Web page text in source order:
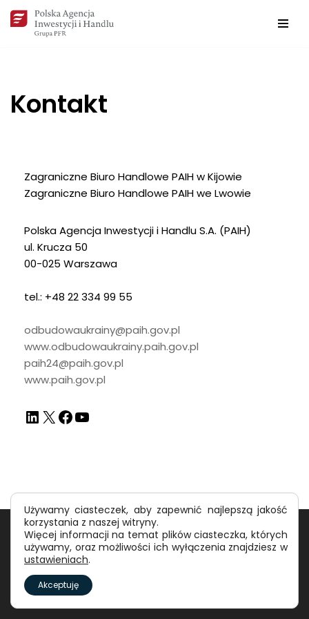
Przejdź
Kontakt
Zagraniczne Biuro Handlowe PAIH w Kijowie
Zagraniczne Biuro Handlowe PAIH we Lwowie
Polska Agencja Inwestycji i Handlu S.A. (PAIH)
ul. Krucza 50
00-025 Warszawa
tel.: +48 22 334 99 55
odbudowaukrainy@paih.gov.pl
www.odbudowaukrainy.paih.gov.pl
paih24@paih.gov.pl
www.paih.gov.pl
Polityka prywatności
©Polska Agencja Inwestycji i Handlu S.A.
Używamy ciasteczek, aby zapewnić najlepszą jakość
korzystania z naszej witryny.
Więcej informacji na temat plików ciasteczka, których
używamy, oraz możliwości ich wyłączenia znajdziesz w
ustawieniach.
Akceptuję